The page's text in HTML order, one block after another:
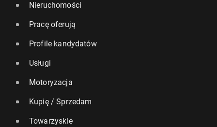
Nieruchomości
Pracę oferują
Profile kandydatów
Usługi
Motoryzacja
Kupię / Sprzedam
Towarzyskie